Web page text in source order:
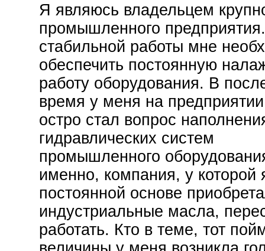
Я являюсь владельцем
промышленного
стабильной работы мне
обеспечить постоянную
работу оборудования. В
время у меня на
остро стал вопрос
гидравлических систем
промышленного
именно, компания, у которой
постоянной основе
индустриальные масла,
работать. Кто в теме, тот